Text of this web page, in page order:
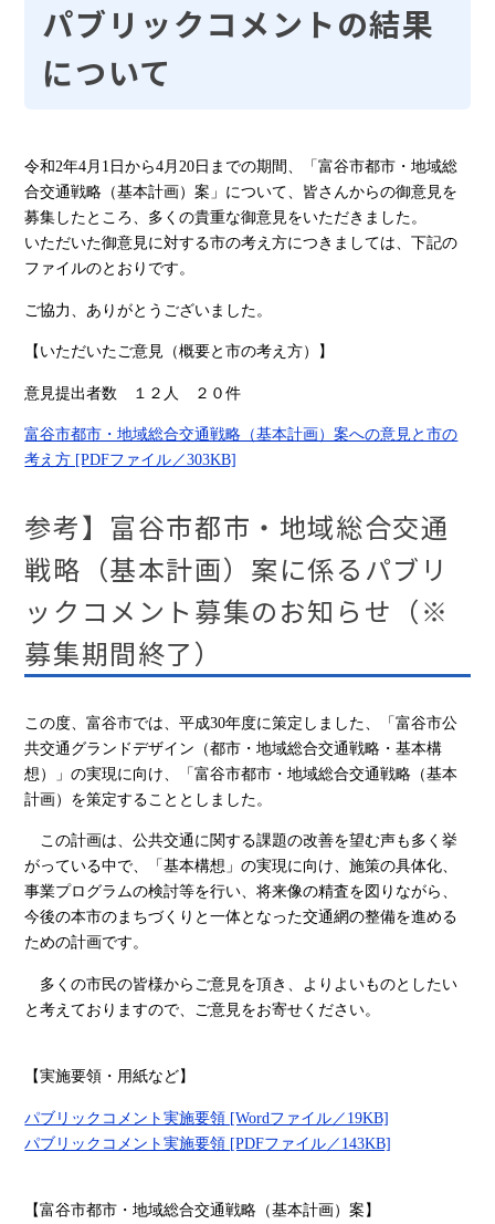
パブリックコメントの結果
について
令和2年4月1日から4月20日までの期間、「富谷市都市・地域総
合交通戦略（基本計画）案」について、皆さんからの御意見を
募集したところ、多くの貴重な御意見をいただきました。
いただいた御意見に対する市の考え方につきましては、下記の
ファイルのとおりです。
ご協力、ありがとうございました。
【いただいたご意見（概要と市の考え方）】
意見提出者数 １２人 ２０件
富谷市都市・地域総合交通戦略（基本計画）案への意見と市の
考え方 [PDFファイル／303KB]
参考】富谷市都市・地域総合交通
戦略（基本計画）案に係るパブリ
ックコメント募集のお知らせ（※
募集期間終了）
この度、富谷市では、平成30年度に策定しました、「富谷市公
共交通グランドデザイン（都市・地域総合交通戦略・基本構
想）」の実現に向け、「富谷市都市・地域総合交通戦略（基本
計画）を策定することとしました。
この計画は、公共交通に関する課題の改善を望む声も多く挙
がっている中で、「基本構想」の実現に向け、施策の具体化、
事業プログラムの検討等を行い、将来像の精査を図りながら、
今後の本市のまちづくりと一体となった交通網の整備を進める
ための計画です。
多くの市民の皆様からご意見を頂き、よりよいものとしたい
と考えておりますので、ご意見をお寄せください。
【実施要領・用紙など】
パブリックコメント実施要領 [Wordファイル／19KB]
パブリックコメント実施要領 [PDFファイル／143KB]
【富谷市都市・地域総合交通戦略（基本計画）案】